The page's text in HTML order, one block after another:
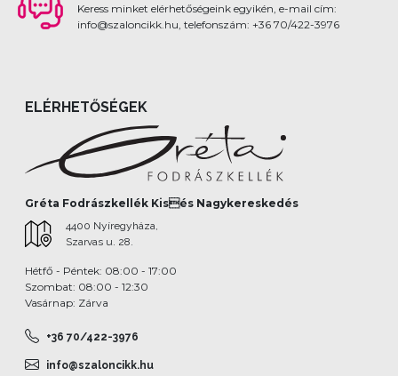
Keress minket elérhetőségeink egyikén, e-mail cím:
info@szaloncikk.hu, telefonszám: +36 70/422-3976
ELÉRHETŐSÉGEK
Gréta Fodrászkellék Kisés Nagykereskedés
4400 Nyíregyháza,
Szarvas u. 28.
Hétfő - Péntek: 08:00 - 17:00
Szombat: 08:00 - 12:30
Vasárnap: Zárva
+36 70/422-3976
info@szaloncikk.hu